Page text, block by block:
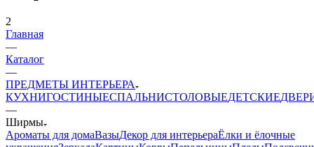
2
Главная
—
Каталог
—
ПРЕДМЕТЫ ИНТЕРЬЕРА
КУХНИГОСТИНЫЕСПАЛЬНИСТОЛОВЫЕДЕТСКИЕ
—
Ширмы
Ароматы для домаВазыДекор для интерьераЁлки и ёлочные